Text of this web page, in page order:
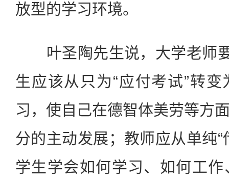
放型的学习环境。
叶圣陶先生说，大学老师要
生应该从只为“应付考试”转
习，使自己在德智体美劳等方
分的主动发展；教师应从单纯“
学生学会如何学习、如何工